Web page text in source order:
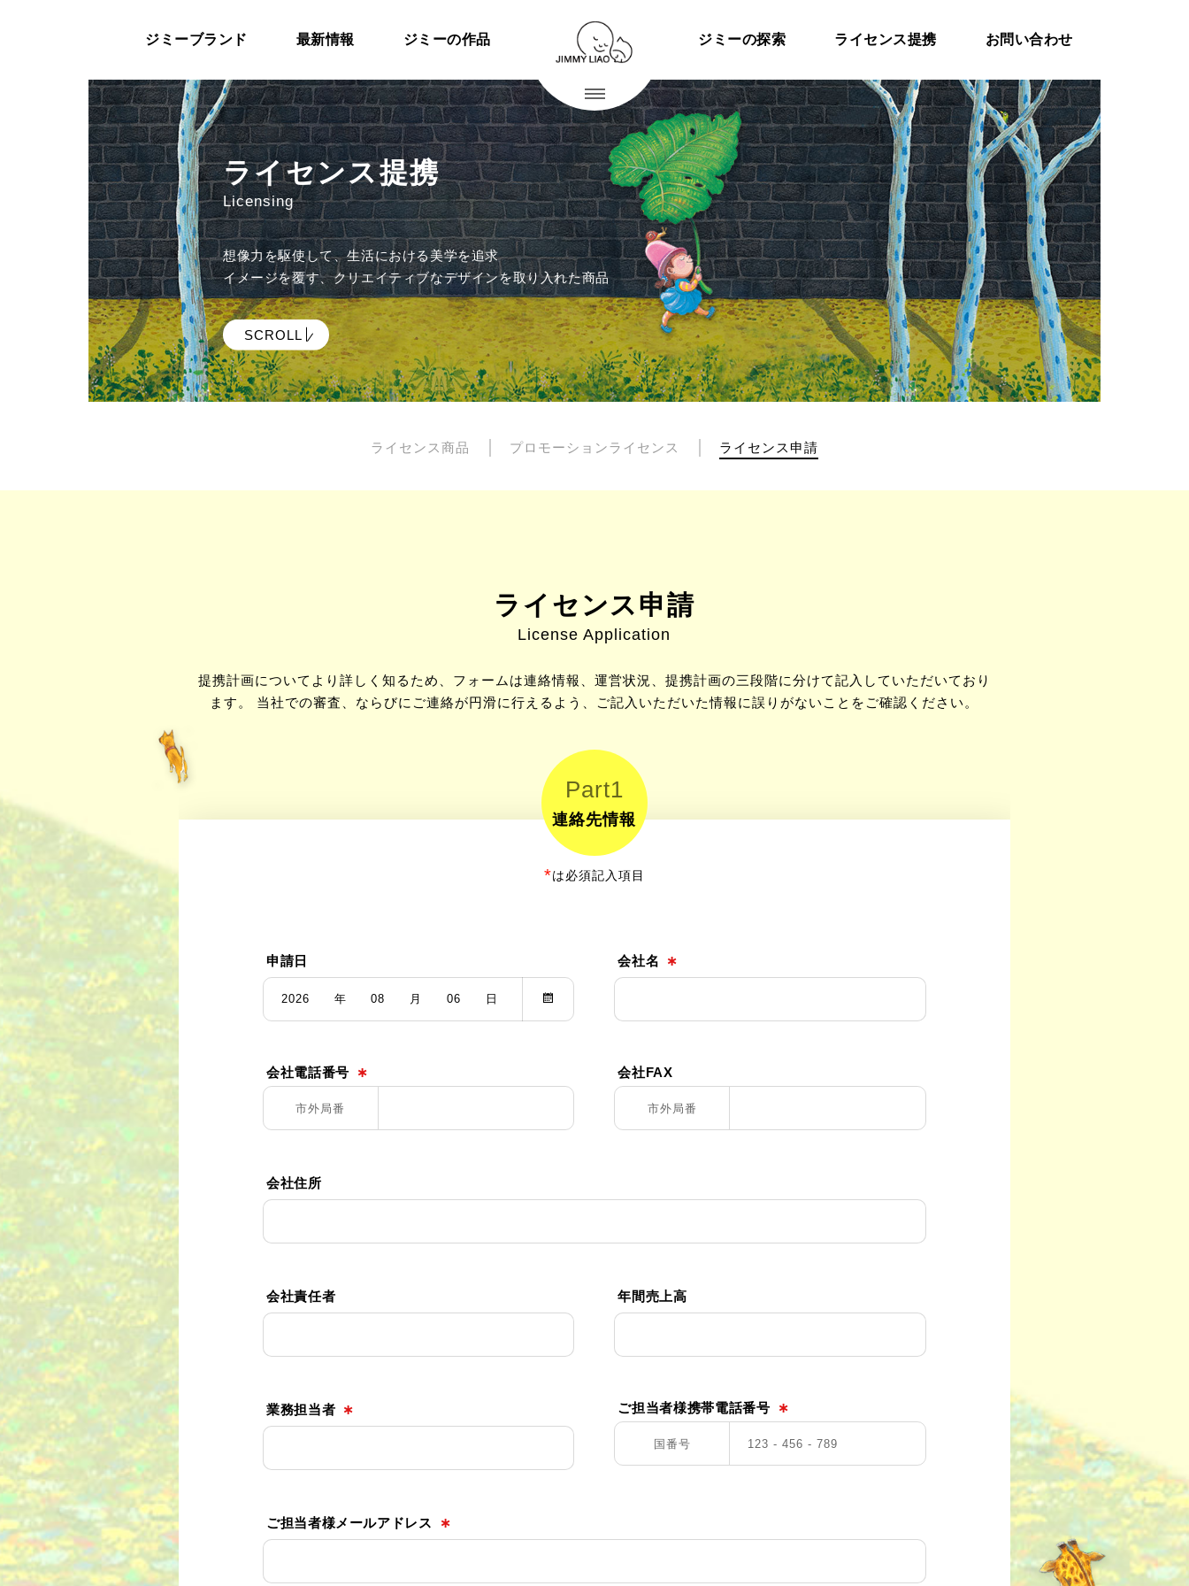
ジミーブランド 最新情報 ジミーの作品 ジミーの探索 ライセンス提携 お問い合わせ
ライセンス提携
Licensing
想像力を駆使して、生活における美学を追求
イメージを覆す、クリエイティブなデザインを取り入れた商品
SCROLL
ライセンス商品 プロモーションライセンス ライセンス申請
ライセンス申請
License Application
提携計画についてより詳しく知るため、フォームは連絡情報、運営状況、提携計画の三段階に分けて記入していただいており
ます。 当社での審査、ならびにご連絡が円滑に行えるよう、ご記入いただいた情報に誤りがないことをご確認ください。
Part1
連絡先情報
*は必須記入項目
申請日
2026 年 08 月 06 日
会社名 ∗
会社電話番号 ∗ 会社FAX
会社住所
会社責任者 年間売上高
業務担当者 ∗ ご担当者様携帯電話番号 ∗
ご担当者様メールアドレス ∗